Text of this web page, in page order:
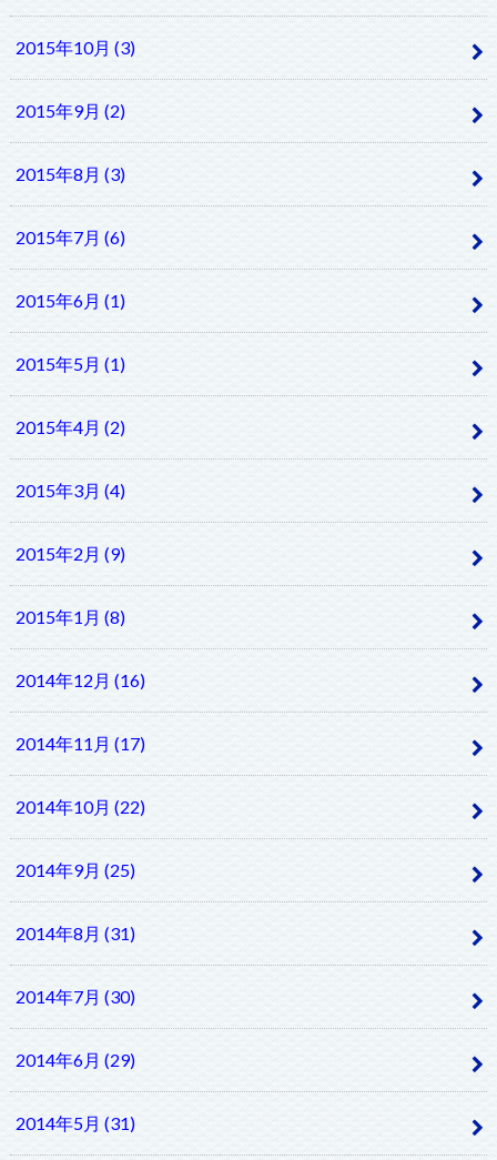
2015年10月 (3)
2015年9月 (2)
2015年8月 (3)
2015年7月 (6)
2015年6月 (1)
2015年5月 (1)
2015年4月 (2)
2015年3月 (4)
2015年2月 (9)
2015年1月 (8)
2014年12月 (16)
2014年11月 (17)
2014年10月 (22)
2014年9月 (25)
2014年8月 (31)
2014年7月 (30)
2014年6月 (29)
2014年5月 (31)